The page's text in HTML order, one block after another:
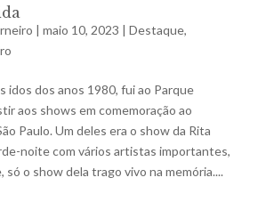
| maio 10, 2023 | Destaque,
idos dos anos 1980, fui ao Parque
aos shows em comemoração ao
Paulo. Um deles era o show da Rita
noite com vários artistas importantes,
só o show dela trago vivo na memória....